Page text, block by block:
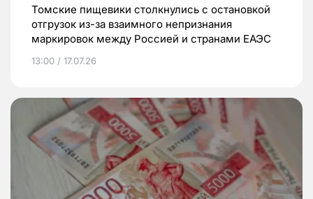
Томские пищевики столкнулись с остановкой
отгрузок из-за взаимного непризнания
маркировок между Россией и странами ЕАЭС
13:00 / 17.07.26